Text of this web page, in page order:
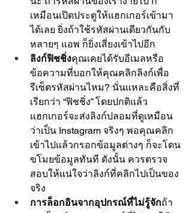
เหมือนเปิดประตูให้แฮกเกอร์เข้ามา
ได้เลย ยิ่งถ้าใช้รหัสผ่านเดียวกันกับ
หลายๆ แอพ ก็ยิ่งเสี่ยงเข้าไปอีก
ลิงก์ฟิชชิ่งคุณเคยได้รับอีเมลหรือ
ข้อความที่บอกให้คุณคลิกลิงก์เพื่อ
รีเซ็ตรหัสผ่านไหม? นั่นแหละคือสิ่งที่
เรียกว่า “ฟิชชิ่ง” โดยปกติแล้ว
แฮกเกอร์จะส่งลิงก์ปลอมที่ดูเหมือน
ว่าเป็น Instagram จริงๆ พอคุณคลิก
เข้าไปแล้วกรอกข้อมูลต่างๆ ก็จะโดน
ขโมยข้อมูลทันที ดังนั้น ควรตรวจ
สอบให้แน่ใจว่าลิงก์ที่คลิกไปเป็นของ
จริง
การล็อกอินจากอุปกรณ์ที่ไม่รู้จักถ้า